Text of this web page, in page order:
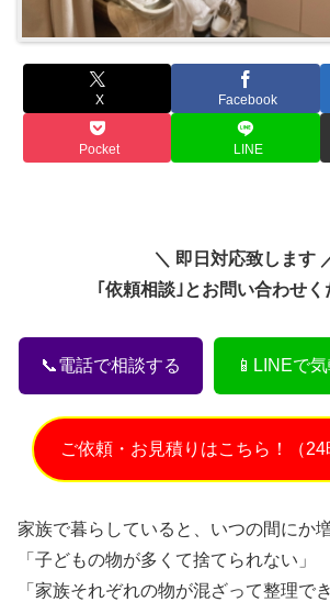
X Facebook
Pocket LINE
＼ 即日対応致します
｢依頼相談｣とお問い合わせく
📞電話で相談する 📱LINEで
ご依頼・お見積りはこちら！（24
家族で暮らしていると、いつの間にか
「子どもの物が多くて捨てられない」
「家族それぞれの物が混ざって整理で